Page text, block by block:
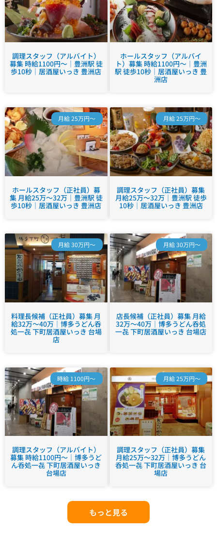
調理スタッフ（アルバイト）
募集 時給1100円～｜豊洲駅 徒
歩10秒｜居酒屋いっき 豊洲店
ホールスタッフ（アルバイ
ト）募集 時給1100円～｜豊洲
駅 徒歩10秒｜居酒屋いっき 豊
洲店
月給 25万円～
ホールスタッフ（正社員）募
集 月給25万～32万｜豊洲駅 徒
歩10秒｜居酒屋いっき 豊洲店
月給 25万円～
調理スタッフ（正社員）募集
月給25万～32万｜豊洲駅 徒歩
10秒｜居酒屋いっき 豊洲店
月給 30万円～
料理長候補（正社員）募集 月
給32万～40万｜博多うどん呑
処一㐂 下町居酒屋いっき 台場
店
月給 30万円～
店長候補（正社員）募集 月給
32万～40万｜博多うどん呑処
一㐂 下町居酒屋いっき 台場店
時給 1100円～
調理スタッフ（アルバイト）
募集 時給1100円～｜博多うど
ん呑処一㐂 下町居酒屋いっき
台場店
月給 25万円～
調理スタッフ（正社員）募集
月給25万～32万｜博多うどん
呑処一㐂 下町居酒屋いっき 台
場店
もっと見る